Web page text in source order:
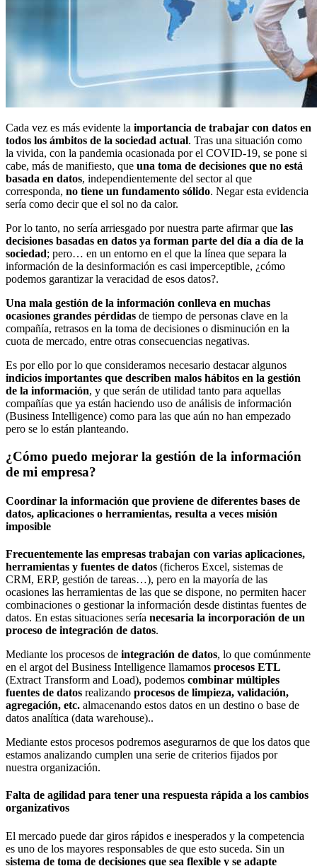
Cada vez es más evidente la importancia de trabajar con datos en
todos los ámbitos de la sociedad actual. Tras una situación como
la vivida, con la pandemia ocasionada por el COVID-19, se pone si
cabe, más de manifiesto, que una toma de decisiones que no está
basada en datos, independientemente del sector al que
corresponda, no tiene un fundamento sólido. Negar esta evidencia
sería como decir que el sol no da calor.
Por lo tanto, no sería arriesgado por nuestra parte afirmar que las
decisiones basadas en datos ya forman parte del día a día de la
sociedad; pero… en un entorno en el que la línea que separa la
información de la desinformación es casi imperceptible, ¿cómo
podemos garantizar la veracidad de esos datos?.
Una mala gestión de la información conlleva en muchas
ocasiones grandes pérdidas de tiempo de personas clave en la
compañía, retrasos en la toma de decisiones o disminución en la
cuota de mercado, entre otras consecuencias negativas.
Es por ello por lo que consideramos necesario destacar algunos
indicios importantes que describen malos hábitos en la gestión
de la información, y que serán de utilidad tanto para aquellas
compañías que ya están haciendo uso de análisis de información
(Business Intelligence) como para las que aún no han empezado
pero se lo están planteando.
¿Cómo puedo mejorar la gestión de la información
de mi empresa?
Coordinar la información que proviene de diferentes bases de
datos, aplicaciones o herramientas, resulta a veces misión
imposible
Frecuentemente las empresas trabajan con varias aplicaciones,
herramientas y fuentes de datos (ficheros Excel, sistemas de
CRM, ERP, gestión de tareas…), pero en la mayoría de las
ocasiones las herramientas de las que se dispone, no permiten hacer
combinaciones o gestionar la información desde distintas fuentes de
datos. En estas situaciones sería necesaria la incorporación de un
proceso de integración de datos.
Mediante los procesos de integración de datos, lo que comúnmente
en el argot del Business Intelligence llamamos procesos ETL
(Extract Transform and Load), podemos combinar múltiples
fuentes de datos realizando procesos de limpieza, validación,
agregación, etc. almacenando estos datos en un destino o base de
datos analítica (data warehouse)..
Mediante estos procesos podremos asegurarnos de que los datos que
estamos analizando cumplen una serie de criterios fijados por
nuestra organización.
Falta de agilidad para tener una respuesta rápida a los cambios
organizativos
El mercado puede dar giros rápidos e inesperados y la competencia
es uno de los mayores responsables de que esto suceda. Sin un
sistema de toma de decisiones que sea flexible y se adapte